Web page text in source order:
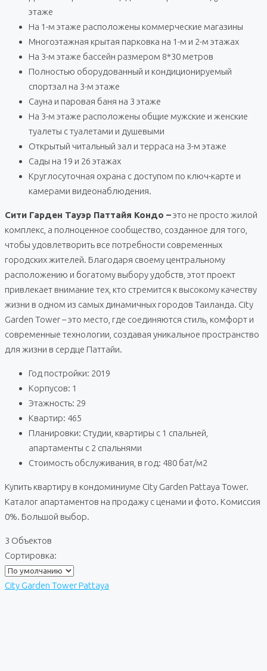
этаже
На 1-м этаже расположены коммерческие магазины
Многоэтажная крытая парковка на 1-м и 2-м этажах
На 3-м этаже бассейн размером 8*30 метров
Полностью оборудованный и кондиционируемый
спортзал на 3-м этаже
Сауна и паровая баня на 3 этаже
На 3-м этаже расположены общие мужские и женские
туалеты с туалетами и душевыми
Открытый читальный зал и терраса на 3-м этаже
Сады на 19 и 26 этажах
Круглосуточная охрана с доступом по ключ-карте и
камерами видеонаблюдения.
Сити Гарден Тауэр Паттайя Кондо –это не просто жилой
комплекс, а полноценное сообщество, созданное для того,
чтобы удовлетворить все потребности современных
городских жителей. Благодаря своему центральному
расположению и богатому выбору удобств, этот проект
привлекает внимание тех, кто стремится к высокому качеству
жизни в одном из самых динамичных городов Таиланда. City
Garden Tower – это место, где соединяются стиль, комфорт и
современные технологии, создавая уникальное пространство
для жизни в сердце Паттайи.
Год постройки: 2019
Корпусов: 1
Этажность: 29
Квартир: 465
Планировки: Студии, квартиры с 1 спальней,
апартаменты с 2 спальнями
Стоимость обслуживания, в год: 480 бат/м2
Купить квартиру в кондоминиуме City Garden Pattaya Tower.
Каталог апартаментов на продажу с ценами и фото. Комиссия
0%. Большой выбор.
3 Объектов
Сортировка:
City Garden Tower Pattaya